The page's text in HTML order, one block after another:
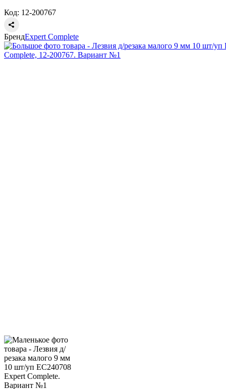
Код: 12-200767
БрендExpert Complete